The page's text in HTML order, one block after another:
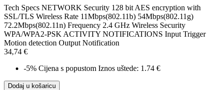
Tech Specs NETWORK Security 128 bit AES encryption with
SSL/TLS Wireless Rate 11Mbps(802.11b) 54Mbps(802.11g)
72.2Mbps(802.11n) Frequency 2.4 GHz Wireless Security
WPA/WPA2-PSK ACTIVITY NOTIFICATIONS Input Trigger
Motion detection Output Notification
34,74 €
-5% Cijena s popustom Iznos uštede: 1.74 €
Dodaj u košaricu